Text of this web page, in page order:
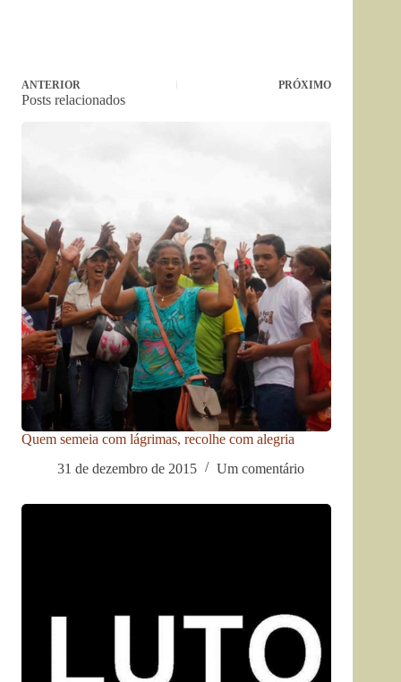
ANTERIOR PRÓXIMO
Posts relacionados
Quem semeia com lágrimas, recolhe com alegria
31 de dezembro de 2015
Um comentário